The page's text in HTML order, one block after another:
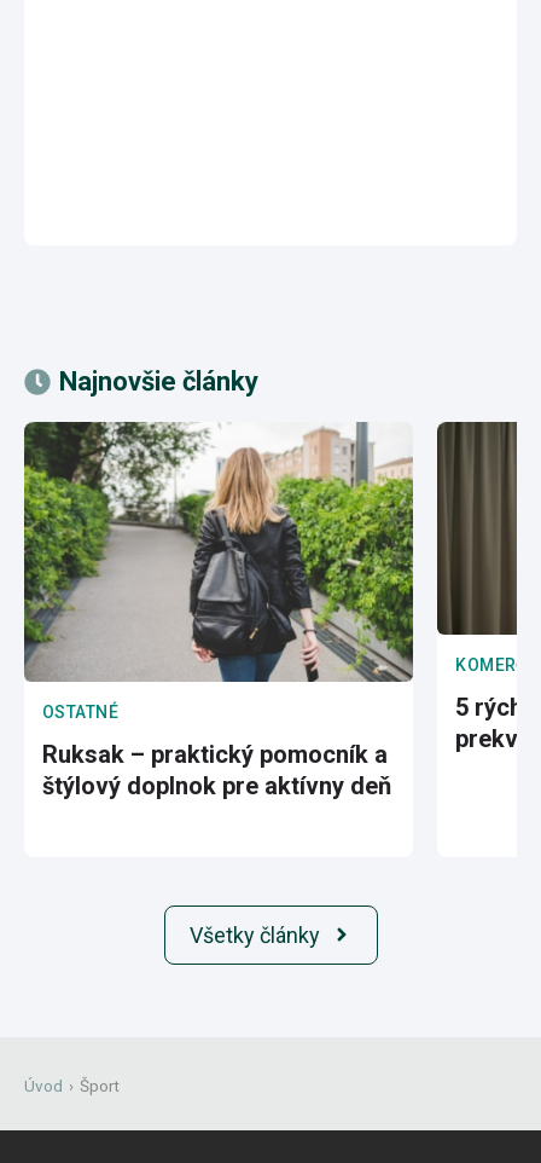
Najnovšie články
OSTATNÉ
Ruksak – praktický pomocník a
štýlový doplnok pre aktívny deň
5
Všetky články
Úvod › Šport